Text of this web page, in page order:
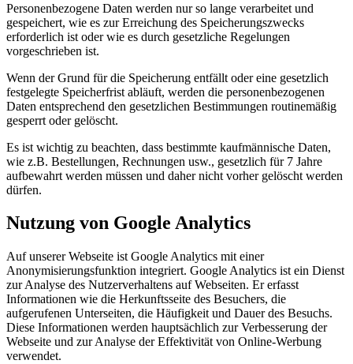
Personenbezogene Daten werden nur so lange verarbeitet und
gespeichert, wie es zur Erreichung des Speicherungszwecks
erforderlich ist oder wie es durch gesetzliche Regelungen
vorgeschrieben ist.
Wenn der Grund für die Speicherung entfällt oder eine gesetzlich
festgelegte Speicherfrist abläuft, werden die personenbezogenen
Daten entsprechend den gesetzlichen Bestimmungen routinemäßig
gesperrt oder gelöscht.
Es ist wichtig zu beachten, dass bestimmte kaufmännische Daten,
wie z.B. Bestellungen, Rechnungen usw., gesetzlich für 7 Jahre
aufbewahrt werden müssen und daher nicht vorher gelöscht werden
dürfen.
Nutzung von Google Analytics
Auf unserer Webseite ist Google Analytics mit einer
Anonymisierungsfunktion integriert. Google Analytics ist ein Dienst
zur Analyse des Nutzerverhaltens auf Webseiten. Er erfasst
Informationen wie die Herkunftsseite des Besuchers, die
aufgerufenen Unterseiten, die Häufigkeit und Dauer des Besuchs.
Diese Informationen werden hauptsächlich zur Verbesserung der
Webseite und zur Analyse der Effektivität von Online-Werbung
verwendet.